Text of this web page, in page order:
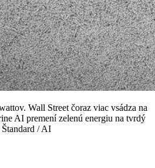
Wall Street čoraz viac vsádza na
AI premení zelenú energiu na tvrdý
/ AI